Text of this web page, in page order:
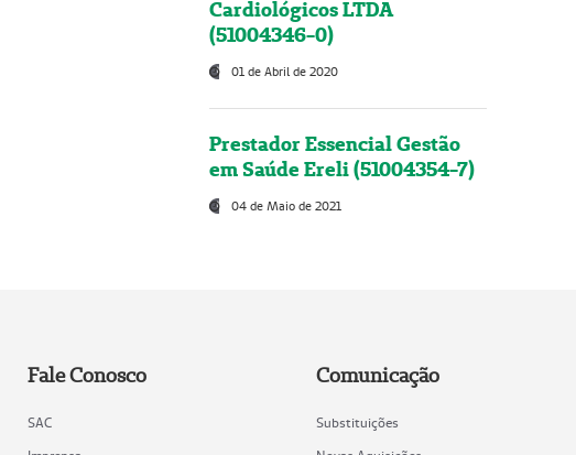
Cardiológicos LTDA
(51004346-0)
01 de Abril de 2020
Prestador Essencial Gestão
em Saúde Ereli (51004354-7)
04 de Maio de 2021
Fale Conosco
SAC
Comunicação
Substituições